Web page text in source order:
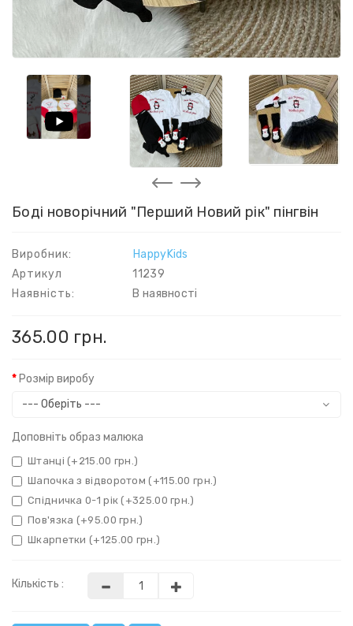
Боді новорічний "Перший Новий рік" пінгвін
Виробник:
HappyKids
Артикул
11239
Наявність:
В наявності
365.00 грн.
Розмір виробу
Доповніть образ малюка
Штанці (+215.00 грн.)
Шапочка з відворотом (+115.00 грн.)
Спідничка 0-1 рік (+325.00 грн.)
Пов'язка (+95.00 грн.)
Шкарпетки (+125.00 грн.)
Кількість :